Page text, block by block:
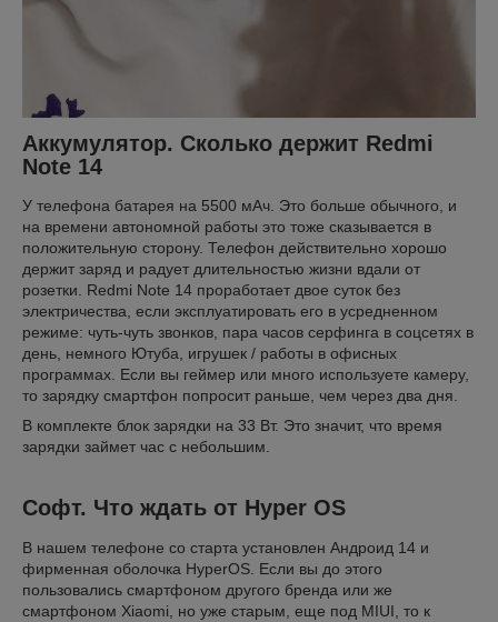
Аккумулятор. Сколько держит Redmi
Note 14
У телефона батарея на 5500 мАч. Это больше обычного, и
на времени автономной работы это тоже сказывается в
положительную сторону. Телефон действительно хорошо
держит заряд и радует длительностью жизни вдали от
розетки. Redmi Note 14 проработает двое суток без
электричества, если эксплуатировать его в усредненном
режиме: чуть-чуть звонков, пара часов серфинга в соцсетях в
день, немного Ютуба, игрушек / работы в офисных
программах. Если вы геймер или много используете камеру,
то зарядку смартфон попросит раньше, чем через два дня.
В комплекте блок зарядки на 33 Вт. Это значит, что время
зарядки займет час с небольшим.
Софт. Что ждать от Hyper OS
В нашем телефоне со старта установлен Андроид 14 и
фирменная оболочка HyperOS. Если вы до этого
пользовались смартфоном другого бренда или же
смартфоном Xiaomi, но уже старым, еще под MIUI, то к